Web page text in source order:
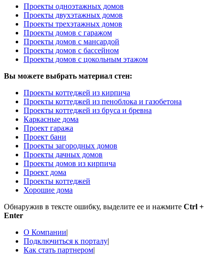
Проекты одноэтажных домов
Проекты двухэтажных домов
Проекты трехэтажных домов
Проекты домов с гаражом
Проекты домов с мансардой
Проекты домов с бассейном
Проекты домов с цокольным этажом
Вы можете выбрать материал стен:
Проекты коттеджей из кирпича
Проекты коттеджей из пеноблока и газобетона
Проекты коттеджей из бруса и бревна
Каркасные дома
Проект гаража
Проект бани
Проекты загородных домов
Проекты дачных домов
Проекты домов из кирпича
Проект дома
Проекты коттеджей
Хорошие дома
Обнаружив в тексте ошибку, выделите ее и нажмите Ctrl +
Enter
О Компании|
Подключиться к порталу|
Как стать партнером|